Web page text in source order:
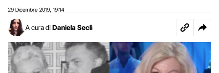
29 Dicembre 2019 19:14
A cura di Daniela Seclì